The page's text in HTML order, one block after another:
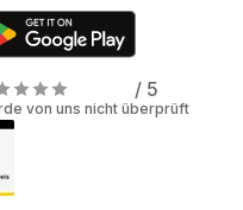
/ 5
von uns nicht überprüft